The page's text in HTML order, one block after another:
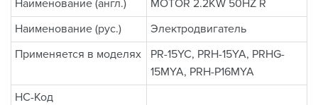
Наименование (англ.)
MOTOR 2.2KW 50HZ R
Наименование (рус.)
Электродвигатель
Применяется в моделях
PR-15YC, PRH-15YA, PRHG-
15MYA, PRH-P16MYA
НС-Код